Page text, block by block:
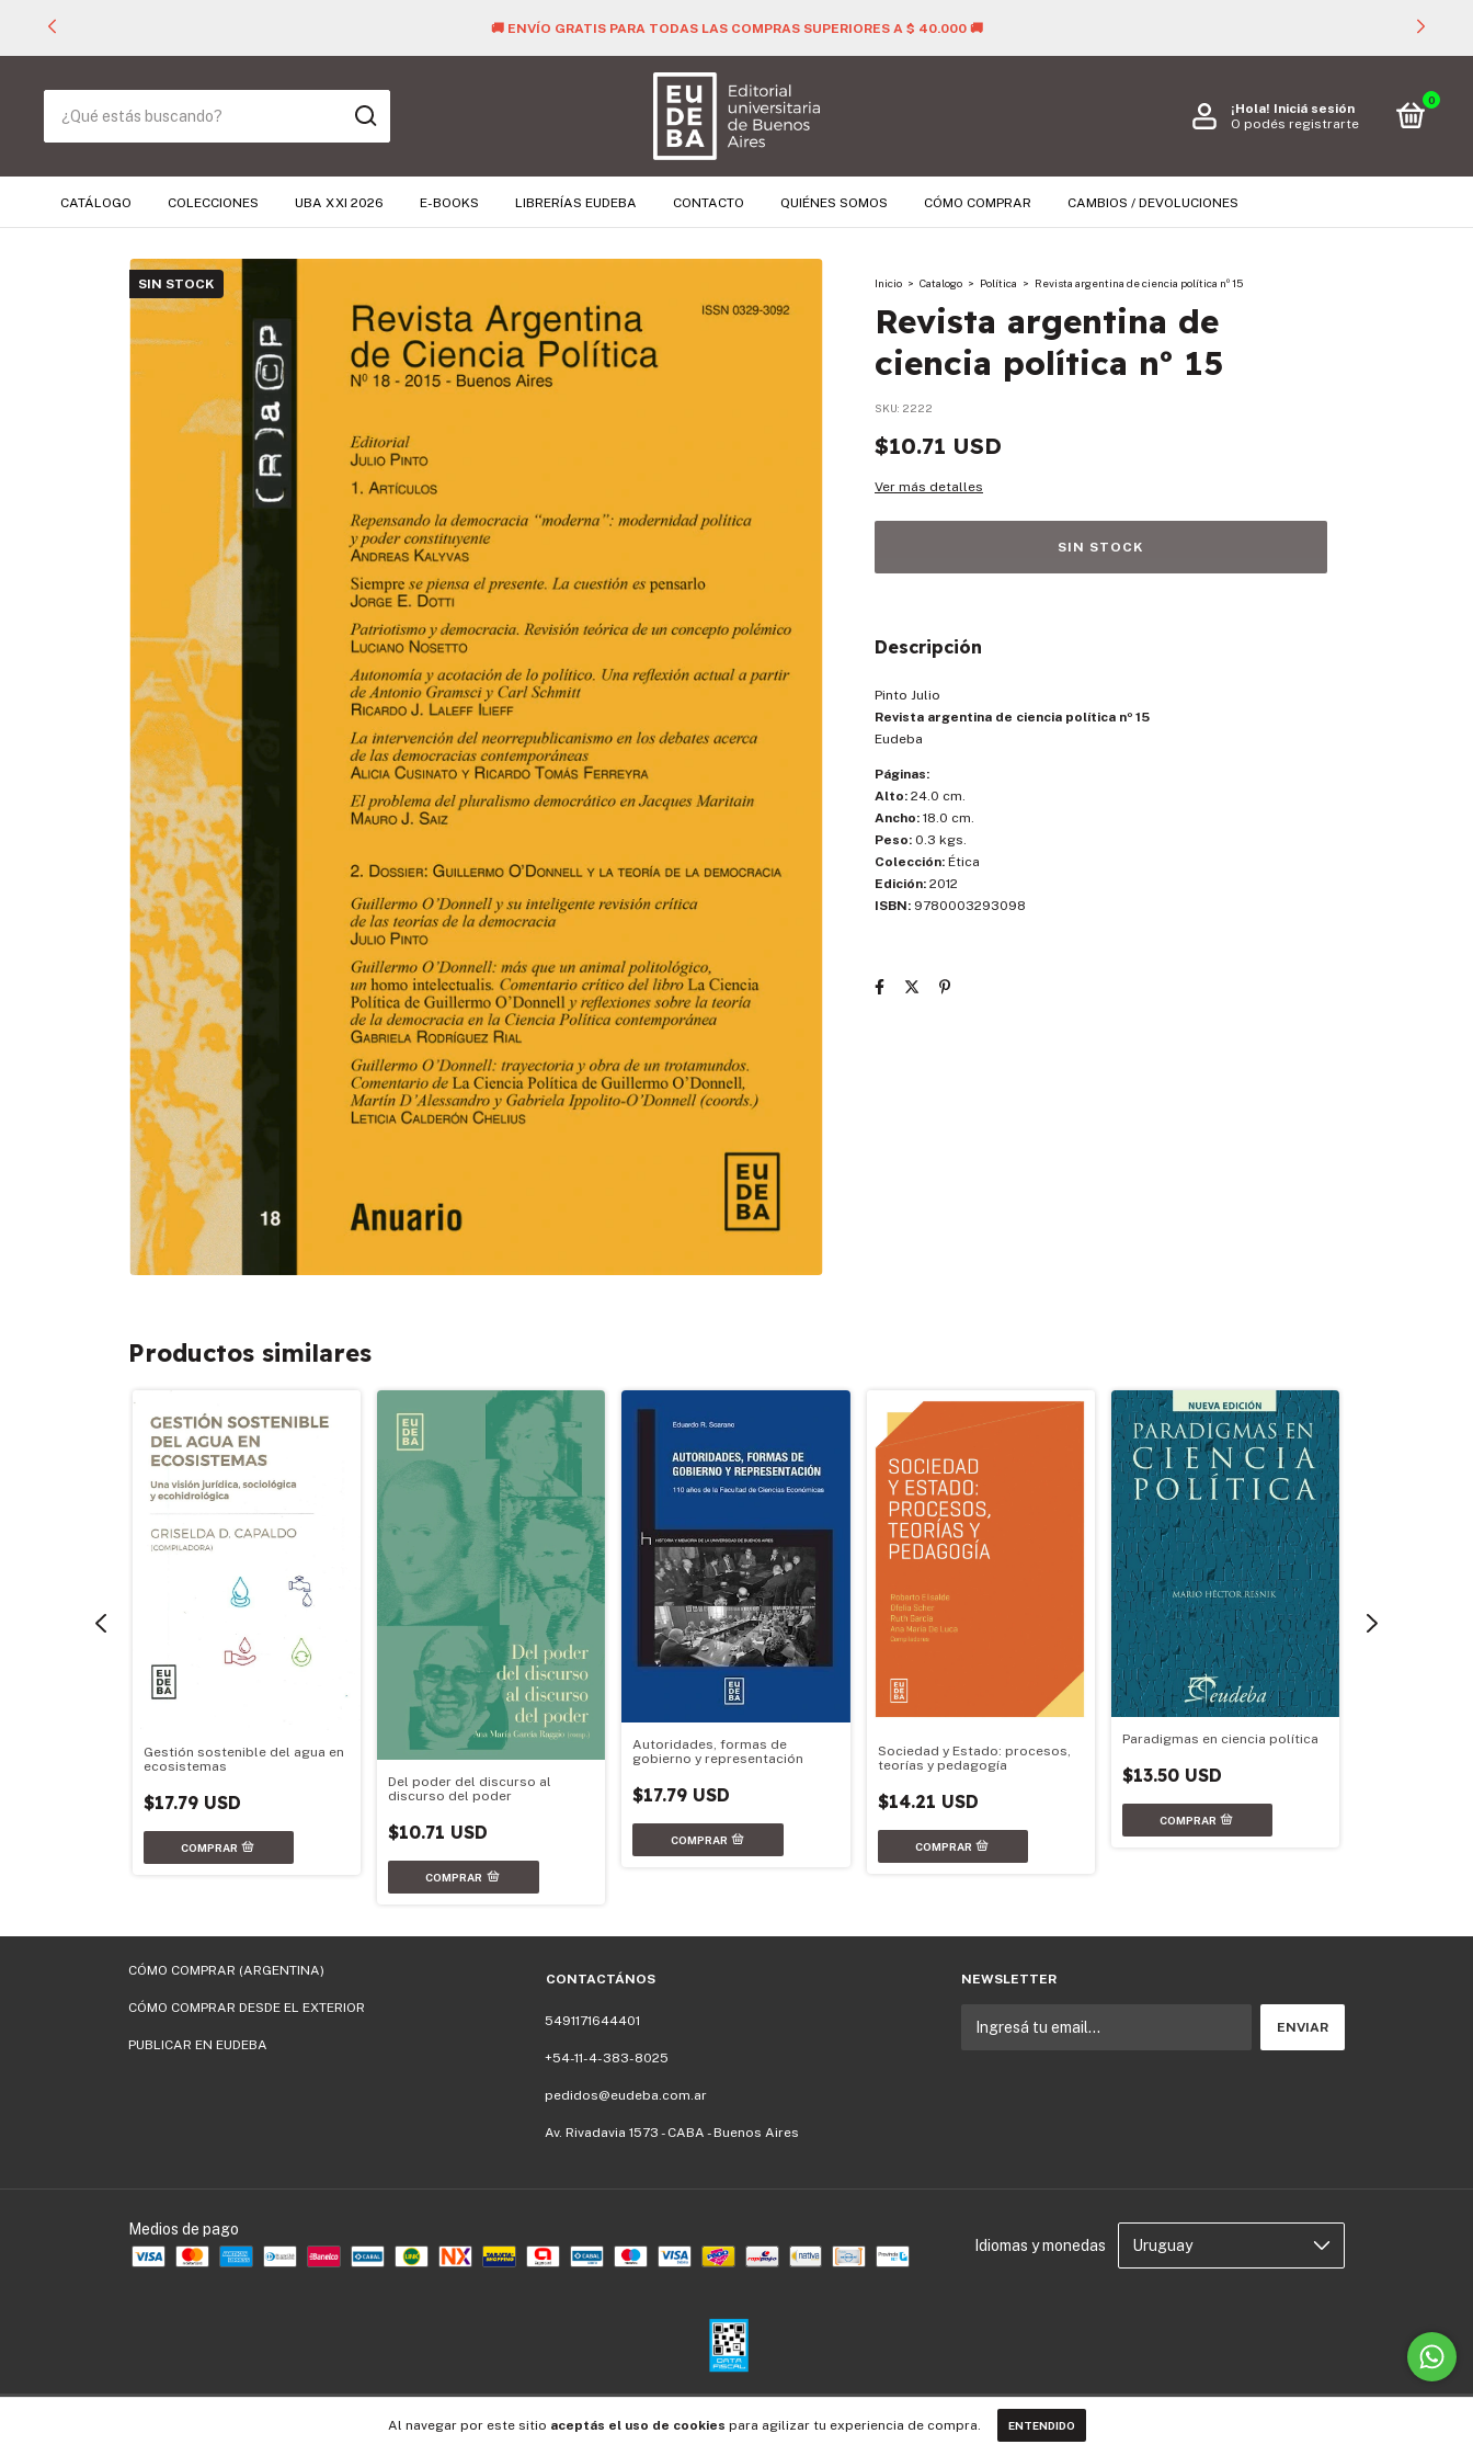
🚚 ENVÍO GRATIS PARA TODAS LAS COMPRAS SUPERIORES A $ 40.000 🚚
¡Hola! Iniciá sesión
O podés registrarte
0
CATÁLOGO COLECCIONES UBA XXI 2026 E-BOOKS LIBRERÍAS EUDEBA CONTACTO QUIÉNES SOMOS CÓMO COMPRAR CAMBIOS / DEVOLUCIONES
Al navegar por este sitio aceptás el uso de cookies para agilizar tu experiencia de compra. ENTENDIDO
SIN STOCK Inicio > Catalogo > Política > Revista argentina de ciencia política nº 15
Revista argentina de
ciencia política nº 15
SKU: 2222
$10.71 USD
Ver más detalles
Descripción
Pinto Julio
Revista argentina de ciencia política nº 15
Eudeba
Páginas:
Alto: 24.0 cm.
Ancho: 18.0 cm.
Peso: 0.3 kgs.
Colección: Ética
Edición: 2012
ISBN: 9780003293098
Productos similares
Gestión sostenible del agua en
ecosistemas
$17.79 USD
Del poder del discurso al
discurso del poder
$10.71 USD
Autoridades, formas de
gobierno y representación
$17.79 USD
Sociedad y Estado: procesos,
teorías y pedagogía
$14.21 USD
Paradigmas en ciencia política
$13.50 USD
CÓMO COMPRAR (ARGENTINA)
CÓMO COMPRAR DESDE EL EXTERIOR
PUBLICAR EN EUDEBA
CONTACTÁNOS
5491171644401
+54-11-4-383-8025
pedidos@eudeba.com.ar
Av. Rivadavia 1573 - CABA - Buenos Aires
NEWSLETTER
Medios de pago
Idiomas y monedas